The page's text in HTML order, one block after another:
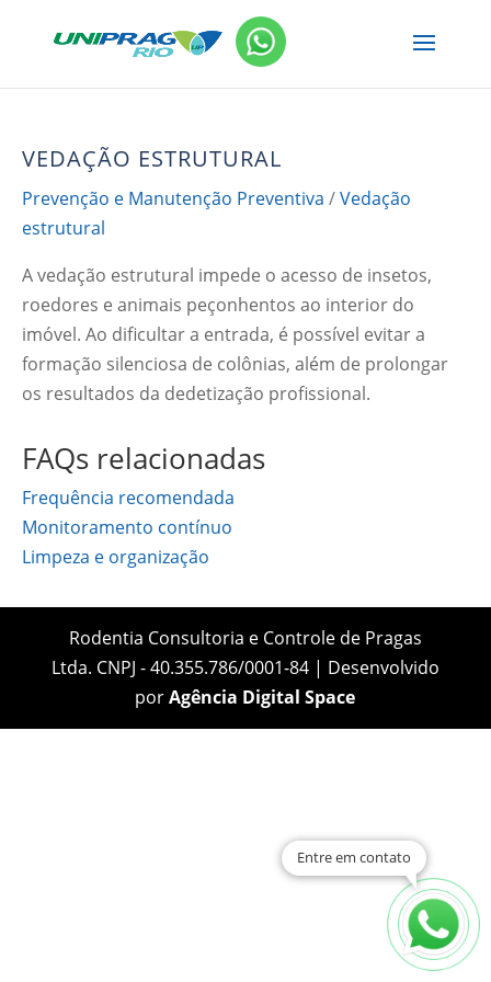
VEDAÇÃO ESTRUTURAL
Prevenção e Manutenção Preventiva /Vedação
estrutural
A vedação estrutural impede o acesso de insetos,
roedores e animais peçonhentos ao interior do
imóvel. Ao dificultar a entrada, é possível evitar a
formação silenciosa de colônias, além de prolongar
os resultados da dedetização profissional.
FAQs relacionadas
Frequência recomendada
Monitoramento contínuo
Limpeza e organização
Rodentia Consultoria e Controle de Pragas
Ltda. CNPJ - 40.355.786/0001-84 | Desenvolvido
porAgência Digital Space
Entre em contato